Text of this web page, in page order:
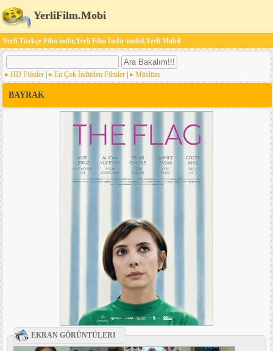
YerliFilm.Mobi
Yerli Türkçe Film indir,Yerli Film İndir mobil,Yerli Mobil
HD Filmler En Çok İndirilen Filmler Müslüm
BAYRAK
EKRAN GÖRÜNTÜLERI